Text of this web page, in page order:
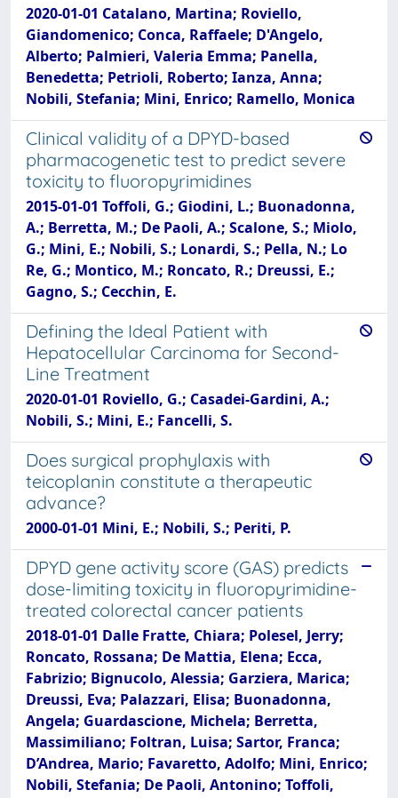
2020-01-01 Catalano, Martina; Roviello,
Giandomenico; Conca, Raffaele; D'Angelo,
Alberto; Palmieri, Valeria Emma; Panella,
Benedetta; Petrioli, Roberto; Ianza, Anna;
Nobili, Stefania; Mini, Enrico; Ramello, Monica
Clinical validity of a DPYD-based
pharmacogenetic test to predict severe
toxicity to fluoropyrimidines
2015-01-01 Toffoli, G.; Giodini, L.; Buonadonna,
A.; Berretta, M.; De Paoli, A.; Scalone, S.; Miolo,
G.; Mini, E.; Nobili, S.; Lonardi, S.; Pella, N.; Lo
Re, G.; Montico, M.; Roncato, R.; Dreussi, E.;
Gagno, S.; Cecchin, E.
Defining the Ideal Patient with
Hepatocellular Carcinoma for Second-
Line Treatment
2020-01-01 Roviello, G.; Casadei-Gardini, A.;
Nobili, S.; Mini, E.; Fancelli, S.
Does surgical prophylaxis with
teicoplanin constitute a therapeutic
advance?
2000-01-01 Mini, E.; Nobili, S.; Periti, P.
DPYD gene activity score (GAS) predicts
dose-limiting toxicity in fluoropyrimidine-
treated colorectal cancer patients
2018-01-01 Dalle Fratte, Chiara; Polesel, Jerry;
Roncato, Rossana; De Mattia, Elena; Ecca,
Fabrizio; Bignucolo, Alessia; Garziera, Marica;
Dreussi, Eva; Palazzari, Elisa; Buonadonna,
Angela; Guardascione, Michela; Berretta,
Massimiliano; Foltran, Luisa; Sartor, Franca;
D’Andrea, Mario; Favaretto, Adolfo; Mini, Enrico;
Nobili, Stefania; De Paoli, Antonino; Toffoli,